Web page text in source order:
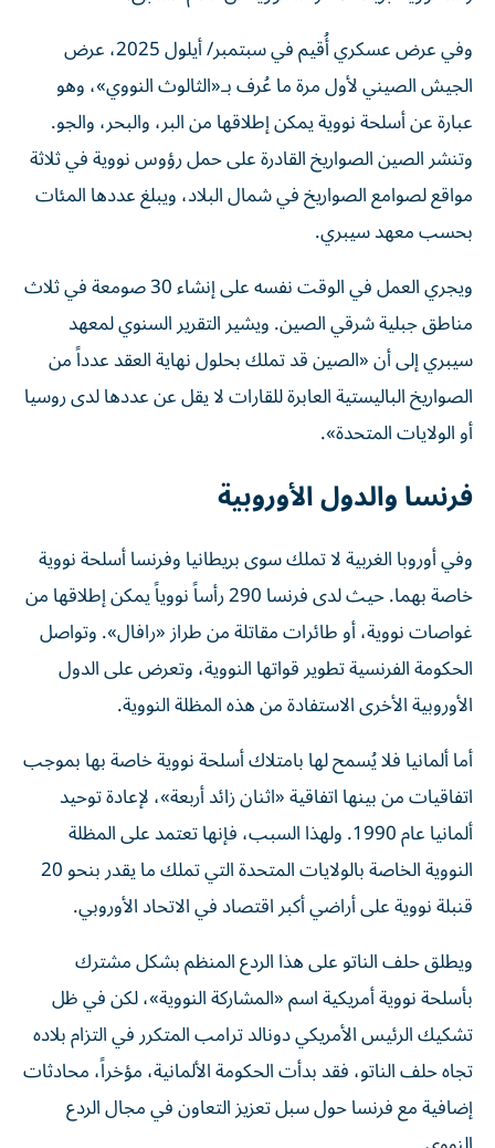
وفي عرض عسكري أُقيم في سبتمبر/ أيلول 2025، عرض
الجيش الصيني لأول مرة ما عُرف بـ«الثالوث النووي»، وهو
عبارة عن أسلحة نووية يمكن إطلاقها من البر، والبحر، والجو.
وتنشر الصين الصواريخ القادرة على حمل رؤوس نووية في ثلاثة
مواقع لصوامع الصواريخ في شمال البلاد، ويبلغ عددها المئات
بحسب معهد سيبري.
ويجري العمل في الوقت نفسه على إنشاء 30 صومعة في ثلاث
مناطق جبلية شرقي الصين. ويشير التقرير السنوي لمعهد
سيبري إلى أن «الصين قد تملك بحلول نهاية العقد عدداً من
الصواريخ الباليستية العابرة للقارات لا يقل عن عددها لدى روسيا
أو الولايات المتحدة».
فرنسا والدول الأوروبية
وفي أوروبا الغربية لا تملك سوى بريطانيا وفرنسا أسلحة نووية
خاصة بهما. حيث لدى فرنسا 290 رأساً نووياً يمكن إطلاقها من
غواصات نووية، أو طائرات مقاتلة من طراز «رافال». وتواصل
الحكومة الفرنسية تطوير قواتها النووية، وتعرض على الدول
الأوروبية الأخرى الاستفادة من هذه المظلة النووية.
أما ألمانيا فلا يُسمح لها بامتلاك أسلحة نووية خاصة بها بموجب
اتفاقيات من بينها اتفاقية «اثنان زائد أربعة»، لإعادة توحيد
ألمانيا عام 1990. ولهذا السبب، فإنها تعتمد على المظلة
النووية الخاصة بالولايات المتحدة التي تملك ما يقدر بنحو 20
قنبلة نووية على أراضي أكبر اقتصاد في الاتحاد الأوروبي.
ويطلق حلف الناتو على هذا الردع المنظم بشكل مشترك
بأسلحة نووية أمريكية اسم «المشاركة النووية»، لكن في ظل
تشكيك الرئيس الأمريكي دونالد ترامب المتكرر في التزام بلاده
تجاه حلف الناتو، فقد بدأت الحكومة الألمانية، مؤخراً، محادثات
إضافية مع فرنسا حول سبل تعزيز التعاون في مجال الردع